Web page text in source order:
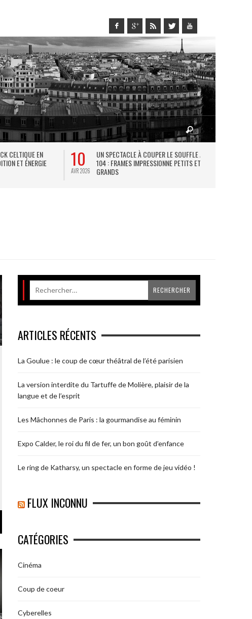
CELTIQUE EN
ET ÉNERGIE
10
AVR 2026
UN SPECTACLE À COUPER LE SOUFFLE AU
104 : FRAMES IMPRESSIONNE PETITS ET
GRANDS
ARTICLES RÉCENTS
La Goulue : le coup de cœur théâtral de l’été parisien
La version interdite du Tartuffe de Molière, plaisir de la
langue et de l’esprit
Les Mâchonnes de Paris : la gourmandise au féminin
Expo Calder, le roi du fil de fer, un bon goût d’enfance
Le ring de Katharsy, un spectacle en forme de jeu vidéo !
FLUX INCONNU
CATÉGORIES
Cinéma
Coup de coeur
Cyberelles